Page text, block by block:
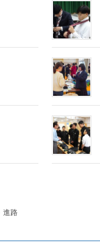
進路